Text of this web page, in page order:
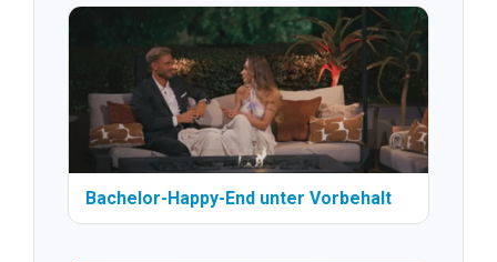
Bachelor-Happy-End unter Vorbehalt